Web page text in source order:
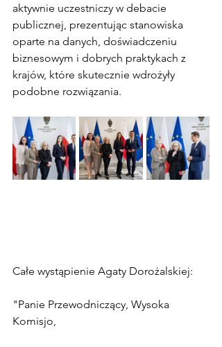
aktywnie uczestniczy w debacie
publicznej, prezentując stanowiska
oparte na danych, doświadczeniu
biznesowym i dobrych praktykach z
krajów, które skutecznie wdrożyły
podobne rozwiązania.
Całe wystąpienie Agaty Dorożalskiej:
"Panie Przewodniczący, Wysoka
Komisjo,